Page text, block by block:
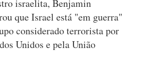
israelita, Benjamin
que Israel está "em guerra"
considerado terrorista por
Unidos e pela União